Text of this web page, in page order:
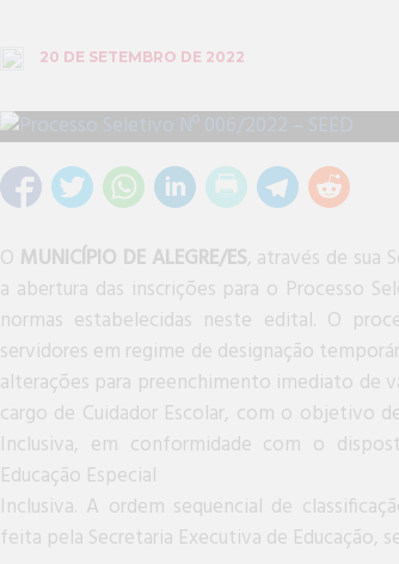
20 DE SETEMBRO DE 2022
O MUNICÍPIO DE ALEGRE/ES, através de sua
a abertura das inscrições para o Processo
normas estabelecidas neste edital. O
servidores em regime de designação
alterações para preenchimento imediato de
cargo de Cuidador Escolar, com o objetivo
Inclusiva, em conformidade com o
Educação Especial
Inclusiva. A ordem sequencial de
feita pela Secretaria Executiva de Educação,